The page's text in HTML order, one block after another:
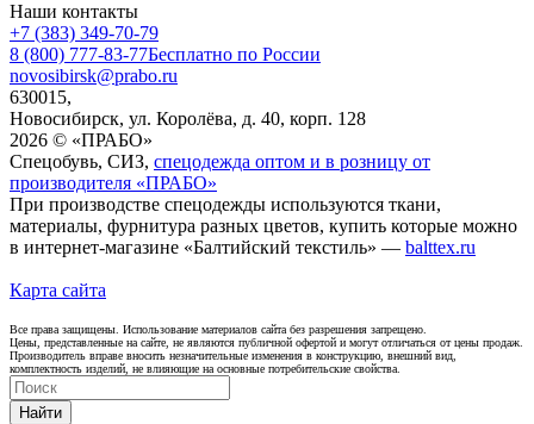
Наши контакты
+7 (383) 349-70-79
8 (800) 777-83-77Бесплатно по России
novosibirsk@prabo.ru
630015,
Новосибирск, ул. Королёва, д. 40, корп. 128
2026 © «ПРАБО»
Спецобувь, СИЗ, спецодежда оптом и в розницу от
производителя «ПРАБО»
При производстве спецодежды используются ткани,
материалы, фурнитура разных цветов, купить которые можно
в интернет-магазине «Балтийский текстиль» — balttex.ru
Карта сайта
Все права защищены. Использование материалов сайта без разрешения запрещено.
Цены, представленные на сайте, не являются публичной офертой и могут отличаться от цены продаж.
Производитель вправе вносить незначительные изменения в конструкцию, внешний вид,
комплектность изделий, не влияющие на основные потребительские свойства.
Найти